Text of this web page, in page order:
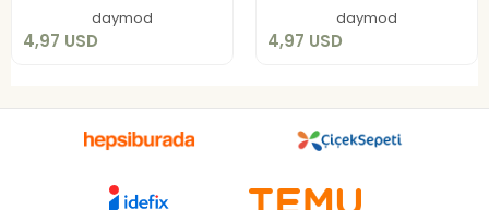
daymod
4,97 USD
daymod
4,97 USD